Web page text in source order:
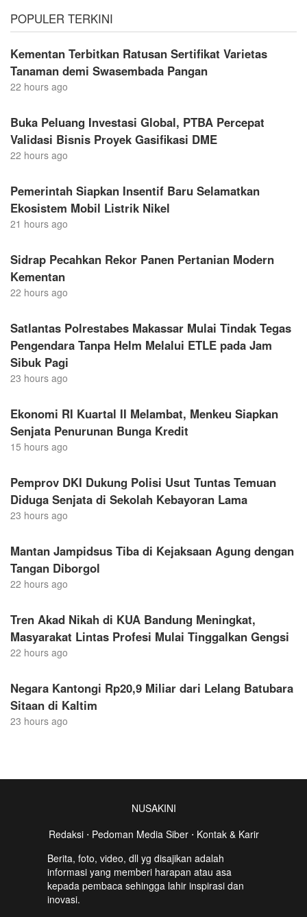
POPULER TERKINI
Kementan Terbitkan Ratusan Sertifikat Varietas
Tanaman demi Swasembada Pangan
22 hours ago
Buka Peluang Investasi Global, PTBA Percepat
Validasi Bisnis Proyek Gasifikasi DME
22 hours ago
Pemerintah Siapkan Insentif Baru Selamatkan
Ekosistem Mobil Listrik Nikel
21 hours ago
Sidrap Pecahkan Rekor Panen Pertanian Modern
Kementan
22 hours ago
Satlantas Polrestabes Makassar Mulai Tindak Tegas
Pengendara Tanpa Helm Melalui ETLE pada Jam
Sibuk Pagi
23 hours ago
Ekonomi RI Kuartal II Melambat, Menkeu Siapkan
Senjata Penurunan Bunga Kredit
15 hours ago
Pemprov DKI Dukung Polisi Usut Tuntas Temuan
Diduga Senjata di Sekolah Kebayoran Lama
23 hours ago
Mantan Jampidsus Tiba di Kejaksaan Agung dengan
Tangan Diborgol
22 hours ago
Tren Akad Nikah di KUA Bandung Meningkat,
Masyarakat Lintas Profesi Mulai Tinggalkan Gengsi
22 hours ago
Negara Kantongi Rp20,9 Miliar dari Lelang Batubara
Sitaan di Kaltim
23 hours ago
NUSAKINI
Redaksi⋅ Pedoman Media Siber⋅ Kontak & Karir
Berita, foto, video, dll yg disajikan adalah
informasi yang memberi harapan atau asa
kepada pembaca sehingga lahir inspirasi dan
inovasi.